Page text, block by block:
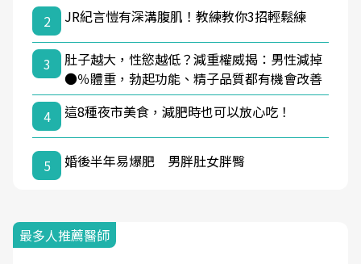
2
JR紀言愷有深溝腹肌！教練教你3招輕鬆練
3
肚子越大，性慾越低？減重權威揭：男性減掉
●％體重，勃起功能、精子品質都有機會改善
4
這8種夜市美食，減肥時也可以放心吃！
5 婚後半年易爆肥 男胖肚女胖臀
最多人推薦醫師